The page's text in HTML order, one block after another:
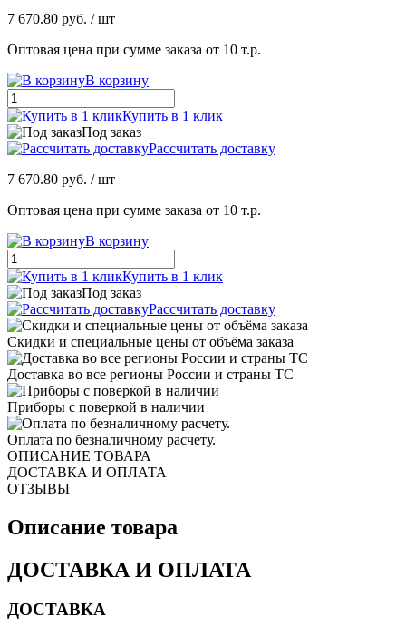
7 670.80 руб. / шт
Оптовая цена при сумме заказа от 10 т.р.
В корзину
Купить в 1 клик
Под заказ
Рассчитать доставку
7 670.80 руб. / шт
Оптовая цена при сумме заказа от 10 т.р.
В корзину
Купить в 1 клик
Под заказ
Рассчитать доставку
Скидки и специальные цены от объёма заказа
Доставка во все регионы России и страны ТС
Приборы с поверкой в наличии
Оплата по безналичному расчету.
ОПИСАНИЕ ТОВАРА
ДОСТАВКА И ОПЛАТА
ОТЗЫВЫ
Описание товара
ДОСТАВКА И ОПЛАТА
ДОСТАВКА